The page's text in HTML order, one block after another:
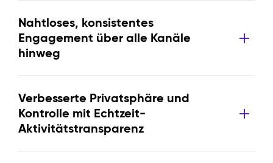
Nahtloses, konsistentes
Engagement über alle Kanäle
hinweg
Verbesserte Privatsphäre und
Kontrolle mit Echtzeit-
Aktivitätstransparenz